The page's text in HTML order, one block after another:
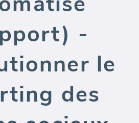
-
le
des